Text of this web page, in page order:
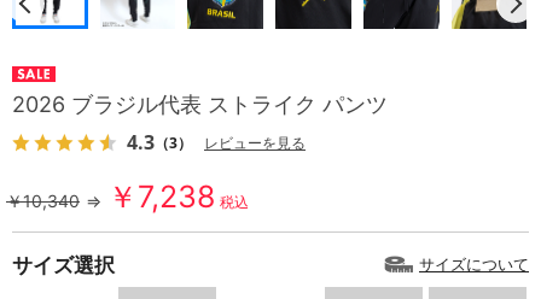
2026 ブラジル代表 ストライク パンツ
4.3 （3） レビューを見る
￥10,340 ⇒ ￥7,238 税込
サイズ選択 サイズについて